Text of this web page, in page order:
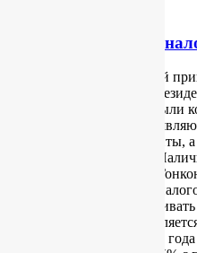
аудите,
территориальный
то есть налоговым
компании, источник прибыли
Источником прибыли
склады, товары, контрагенты,
компанией (директор).
и склада на территории
для признания компании
обязаны
налоговая база не
с 2018/19 налогового